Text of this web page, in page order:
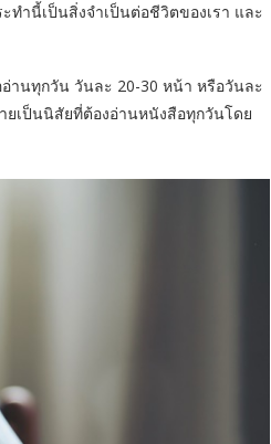
ทำนี้เป็นสิ่งจำเป็นต่อชีวิตของเรา และ
านทุกวัน วันละ 20-30 หน้า หรือวันละ
ยเป็นนิสัยที่ต้องอ่านหนังสือทุกวันโดย